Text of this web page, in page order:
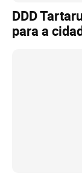
DDD
para a